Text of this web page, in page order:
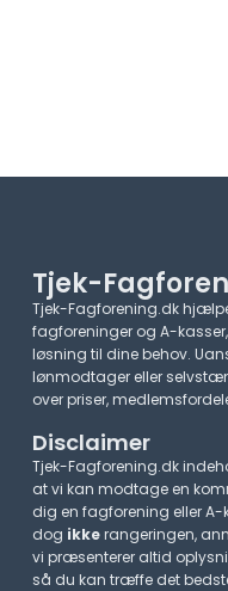
Tjek-
Tjek-Fagforening.dk
fagforeninger og A-
løsning til dine behov.
lønmodtager eller
over priser,
Disclaimer
Tjek-Fagforening.dk
at vi kan modtage en
dig en fagforening eller A-
dog ikkerangeringen,
vi præsenterer altid
så du kan træffe det